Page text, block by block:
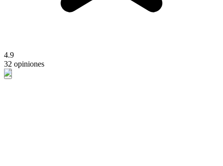
4.9
32 opiniones